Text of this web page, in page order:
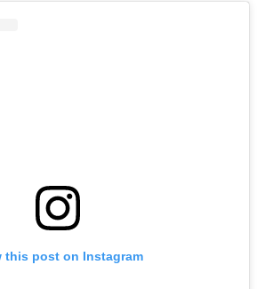
this post on Instagram